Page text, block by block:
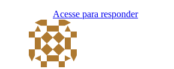
Acesse para responder